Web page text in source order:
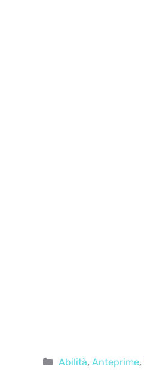
Categorie
Abilità, Anteprime,